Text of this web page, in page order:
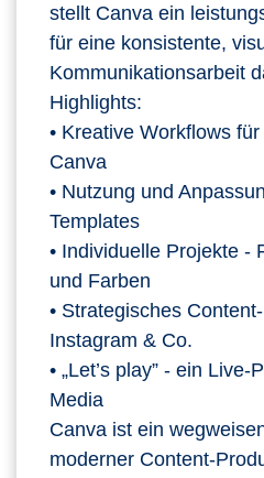
stellt Canva ein
für eine konsistente,
Kommunikationsarbeit
Highlights:
• Kreative Workflows
Canva
• Nutzung und
Templates
• Individuelle Projekte -
und Farben
• Strategisches
Instagram & Co.
• „Let’s play” - ein
Media
Canva ist ein
moderner